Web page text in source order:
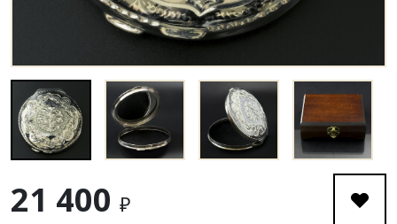
21 400 ₽